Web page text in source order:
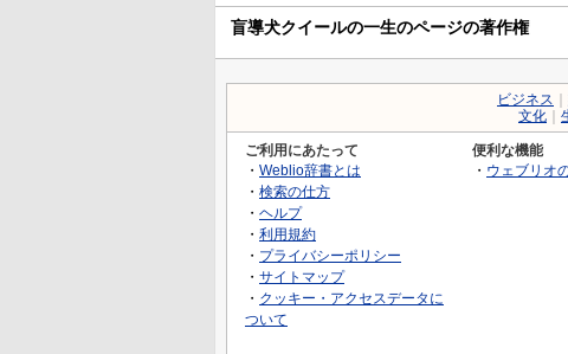
盲導犬クイールの一生のページの著作権
ビジネス
文化
ご利用にあたって
・ Weblio辞書とは
・ 検索の仕方
・ ヘルプ
・ 利用規約
・ プライバシーポリシー
・ サイトマップ
・ クッキー・アクセスデータに
ついて
便利な機能
・ ウェブリオ